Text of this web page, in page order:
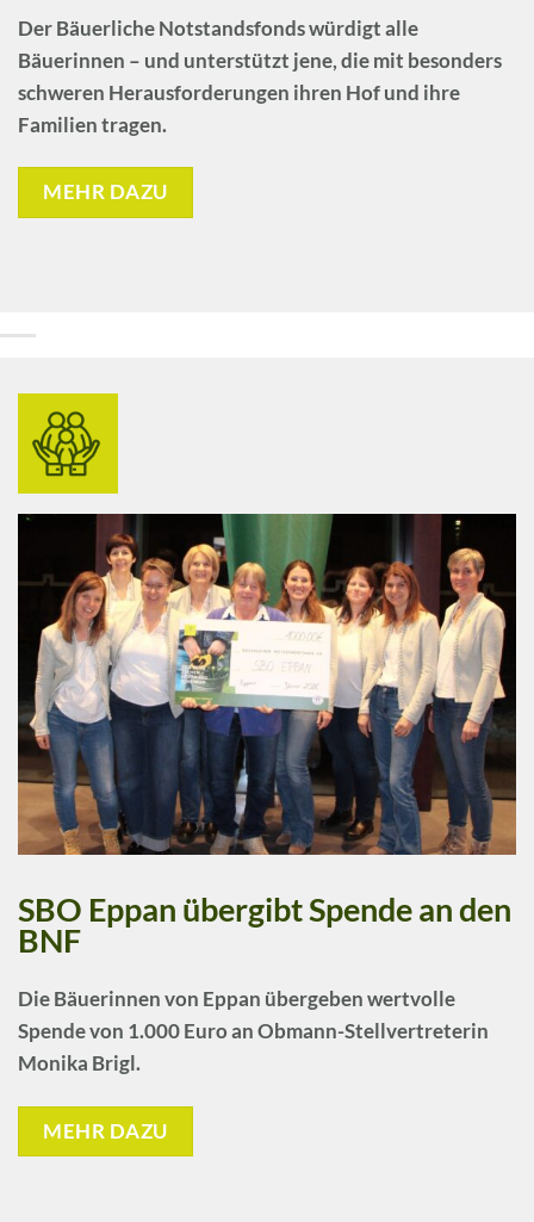
DerBäuerliche Notstandsfondswürdigt alle
Bäuerinnen – und unterstützt jene, die mit besonders
schweren Herausforderungen ihren Hof und ihre
Familien tragen.
MEHR DAZU
SBO Eppan übergibt Spende an den
BNF
DieBäuerinnen von Eppan übergeben wertvolle
Spende von 1.000 Euro an Obmann-Stellvertreterin
Monika Brigl.
MEHR DAZU